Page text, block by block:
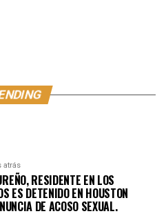
atrás
RESIDENTE EN LOS
ES DETENIDO EN HOUSTON
DE ACOSO SEXUAL.